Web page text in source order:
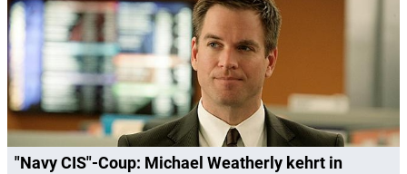
"Navy CIS"-Coup: Michael Weatherly kehrt in